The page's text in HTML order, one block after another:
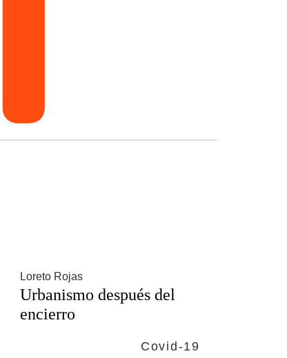
Loreto Rojas
Urbanismo después del
encierro
Covid-19